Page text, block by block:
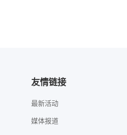
友情链接
最新活动
媒体报道